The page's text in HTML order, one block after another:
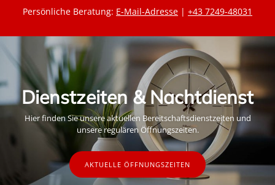
Persönliche Beratung: E-Mail-Adresse | +43 7249-48031
Dienstzeiten & Nachtdienst
Hier finden Sie unsere aktuellen Bereitschaftsdienstzeiten und
unsere regulären Öffnungszeiten.
AKTUELLE ÖFFNUNGSZEITEN